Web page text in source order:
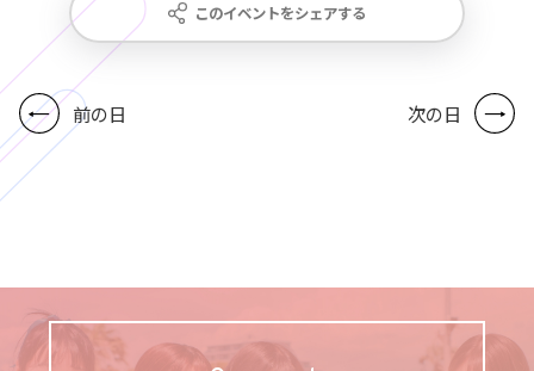
このイベントをシェアする
前の日 次の日